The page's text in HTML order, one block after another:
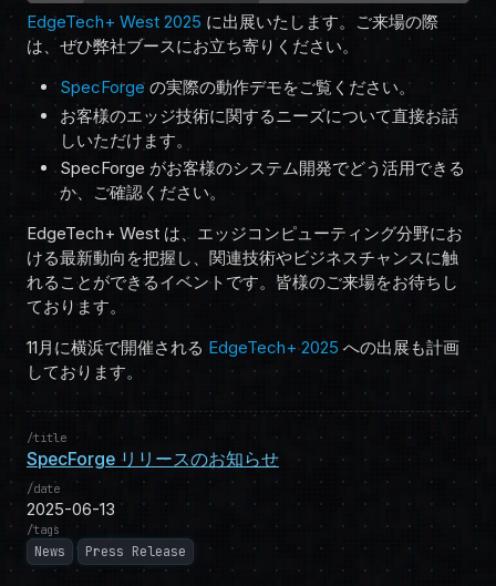
EdgeTech+ West 2025 に出展いたします。ご来場の際
は、ぜひ弊社ブースにお立ち寄りください。
SpecForge の実際の動作デモをご覧ください。
お客様のエッジ技術に関するニーズについて直接お話
しいただけます。
SpecForge がお客様のシステム開発でどう活用できる
か、ご確認ください。
EdgeTech+ West は、エッジコンピューティング分野にお
ける最新動向を把握し、関連技術やビジネスチャンスに触
れることができるイベントです。皆様のご来場をお待ちし
ております。
11月に横浜で開催される EdgeTech+ 2025 への出展も計画
しております。
title
SpecForge リリースのお知らせ
date
2025-06-13
tags
News Press Release